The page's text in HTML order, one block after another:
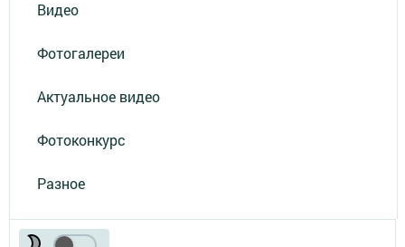
Видео
Фотогалереи
Актуальное видео
Фотоконкурс
Разное